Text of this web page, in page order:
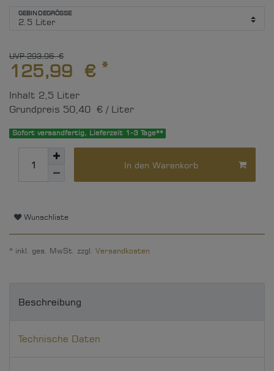
GEBINDEGRÖSSE
UVP 293,96 €
125,99 € *
Inhalt 2,5 Liter
Grundpreis 50,40 € / Liter
Sofort versandfertig, Lieferzeit 1-3 Tage**
In den Warenkorb
Wunschliste
* inkl. ges. MwSt. zzgl. Versandkosten
Beschreibung
Technische Daten